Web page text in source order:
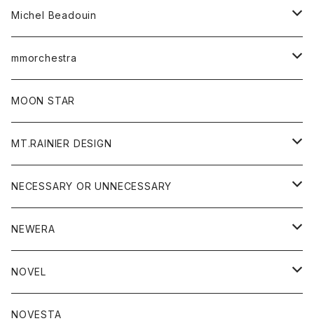
ポロシャツ
ロングスリーブTシャツ
フリース
ベルト
Michel Beadouin
トップス
ジャケット
ニット
パンツ
mmorchestra
帽子
MOON STAR
MT.RAINIER DESIGN
アウター
コート
ジャケット
アクセサリー
バッグ
グッズ
ウォレット
トップス
NECESSARY OR UNNECESSARY
アウター
コート
ジャケット
アクセサリー
バッグ
グッズ
NEWERA
帽子
NOVEL
トップス
NOVESTA